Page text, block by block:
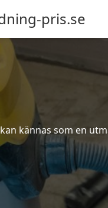
pris.se
kännas som en